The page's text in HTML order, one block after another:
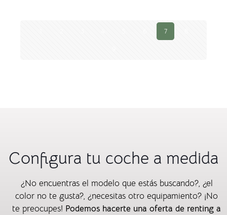
7
Configura tu coche a medida
¿No encuentras el modelo que estás buscando?, ¿el
color no te gusta?, ¿necesitas otro equipamiento? ¡No
te preocupes! Podemos hacerte una oferta de renting a